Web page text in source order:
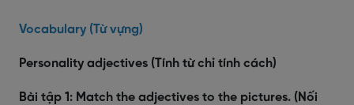
Vocabulary (Từ vựng)
Personality adjectives (Tính từ chỉ tính cách)
Bài tập 1: Match the adjectives to the pictures. (Nối